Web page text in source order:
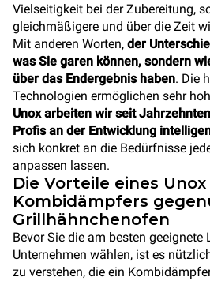
Vielseitigkeit bei der Zubereitung,
gleichmäßigere und über die Zeit
Mit anderen Worten, der
was Sie garen können, sondern
über das Endergebnis haben. Die
Technologien ermöglichen sehr
Unox arbeiten wir seit
Profis an der Entwicklung
sich konkret an die Bedürfnisse
anpassen lassen.
Die Vorteile eines Unox
Kombidämpfers
Grillhähnchenofen
Bevor Sie die am besten geeignete
Unternehmen wählen, ist es
zu verstehen, die ein